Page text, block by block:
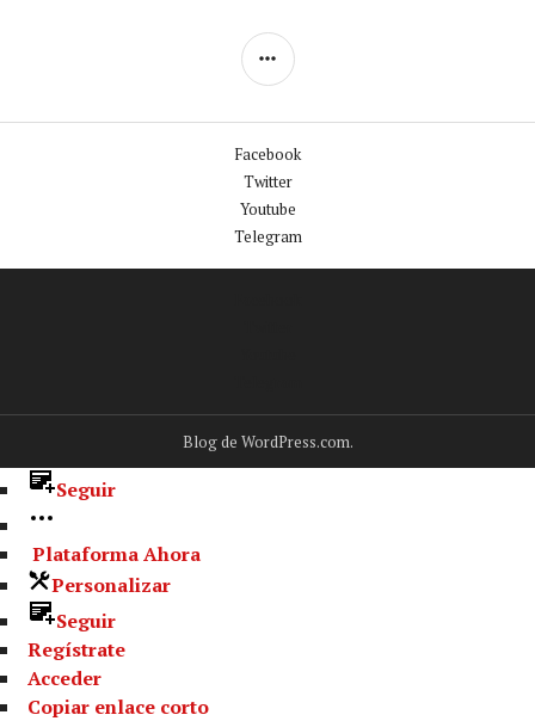
BARRA
Facebook
Twitter
Youtube
Telegram
Blog de WordPress.com.
Seguir
Plataforma Ahora
Personalizar
Seguir
Regístrate
Acceder
Copiar enlace corto